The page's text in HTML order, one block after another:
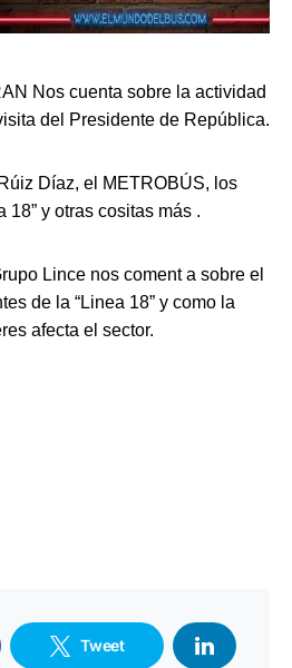
Nos cuenta sobre la actividad
del Presidente de República.
Díaz, el METROBÚS, los
18” y otras cositas más .
Lince nos coment a sobre el
de la “Linea 18” y como la
afecta el sector.
Tweet